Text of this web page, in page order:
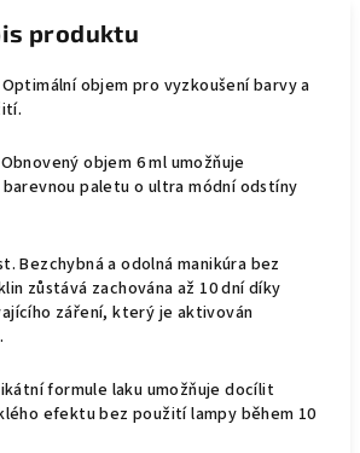
produktu
objem pro vyzkoušení barvy a
objem 6 ml umožňuje
paletu o ultra módní odstíny
Bezchybná a odolná manikúra bez
zůstává zachována až 10 dní díky
záření, který je aktivován
formule laku umožňuje docílit
efektu bez použití lampy během 10